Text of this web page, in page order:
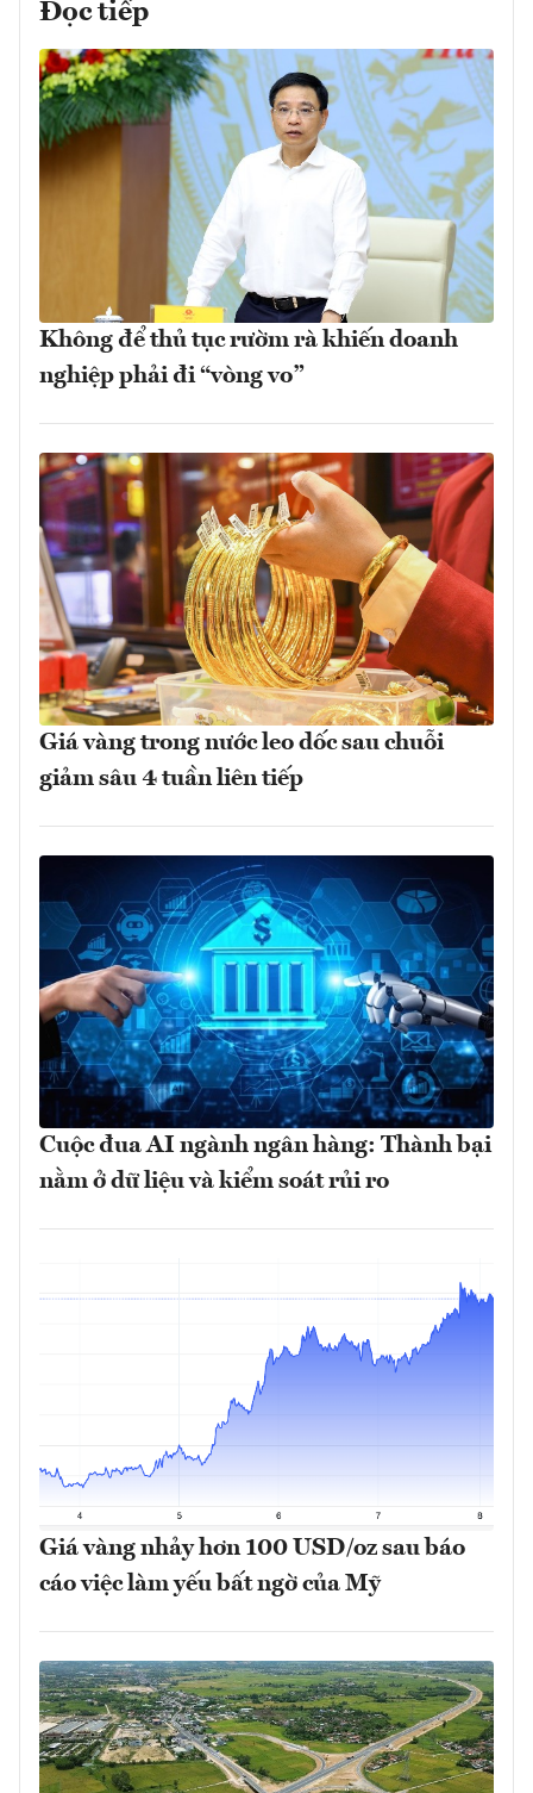
Đọc tiếp
Không để thủ tục rườm rà khiến doanh
nghiệp phải đi “vòng vo”
Giá vàng trong nước leo dốc sau chuỗi
giảm sâu 4 tuần liên tiếp
Cuộc đua AI ngành ngân hàng: Thành bại
nằm ở dữ liệu và kiểm soát rủi ro
Giá vàng nhảy hơn 100 USD/oz sau báo
cáo việc làm yếu bất ngờ của Mỹ